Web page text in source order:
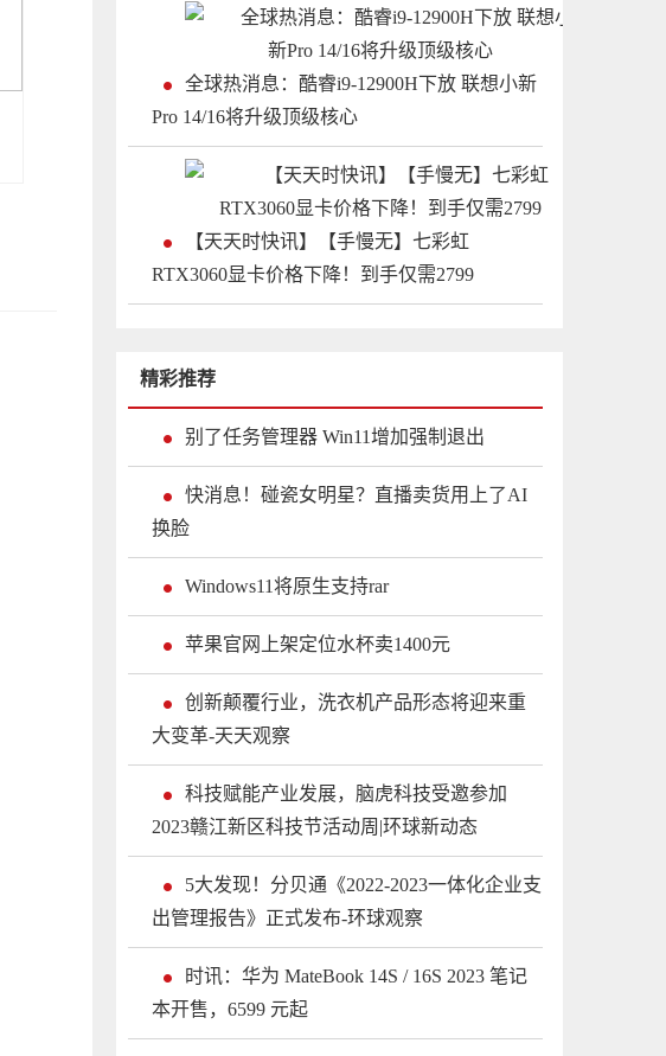
全球热消息：酷睿i9-12900H下放 联想小新
Pro 14/16将升级顶级核心
【天天时快讯】【手慢无】七彩虹
RTX3060显卡价格下降！到手仅需2799
精彩推荐
别了任务管理器 Win11增加强制退出
快消息！碰瓷女明星？直播卖货用上了AI
换脸
Windows11将原生支持rar
苹果官网上架定位水杯卖1400元
创新颠覆行业，洗衣机产品形态将迎来重
大变革-天天观察
科技赋能产业发展，脑虎科技受邀参加
2023赣江新区科技节活动周|环球新动态
5大发现！分贝通《2022-2023一体化企业支
出管理报告》正式发布-环球观察
时讯：华为 MateBook 14S / 16S 2023 笔记
本开售，6599 元起